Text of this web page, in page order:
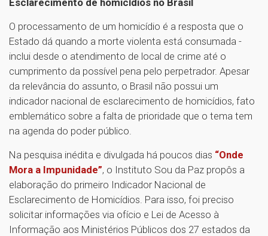
O processamento de um homicídio é a resposta que o
Estado dá quando a morte violenta está consumada -
inclui desde o atendimento de local de crime até o
cumprimento da possível pena pelo perpetrador. Apesar
da relevância do assunto, o Brasil não possui um
indicador nacional de esclarecimento de homicídios, fato
emblemático sobre a falta de prioridade que o tema tem
na agenda do poder público.
Na pesquisa inédita e divulgada há poucos dias “Onde
Mora a Impunidade”, o Instituto Sou da Paz propôs a
elaboração do primeiro Indicador Nacional de
Esclarecimento de Homicídios. Para isso, foi preciso
solicitar informações via ofício e Lei de Acesso à
Informação aos Ministérios Públicos dos 27 estados da